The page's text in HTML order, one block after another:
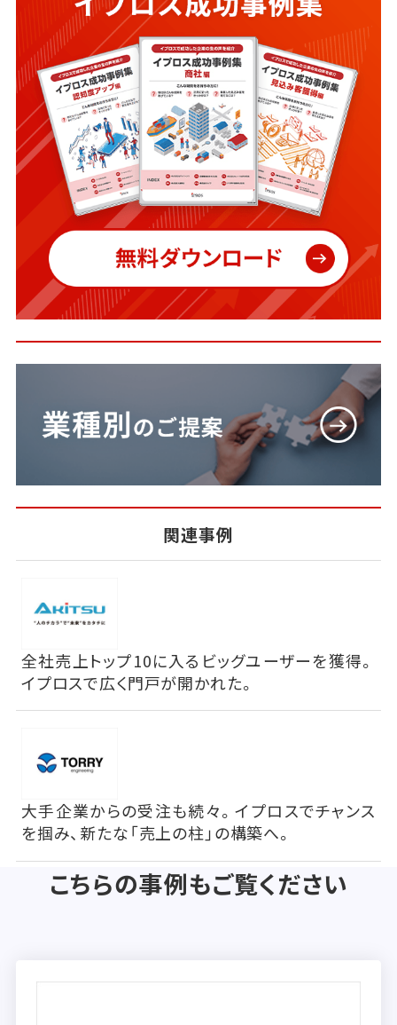
関連事例
全社売上トップ10に入るビッグユーザーを獲得。
イプロスで広く門戸が開かれた。
大手企業からの受注も続々。イプロスでチャンス
を掴み、新たな「売上の柱」の構築へ。
こちらの事例もご覧ください